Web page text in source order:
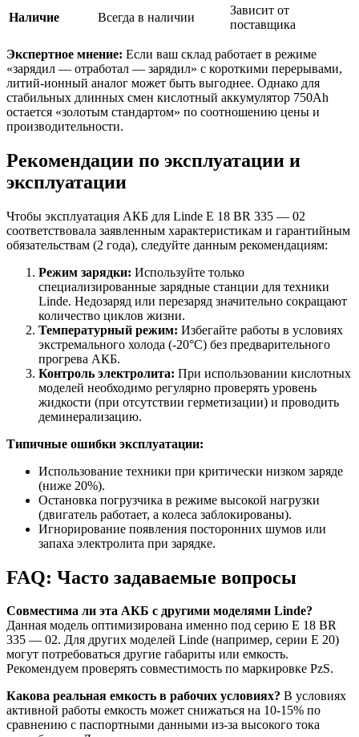
Наличие
Всегда в наличии
Зависит от
поставщика
Экспертное мнение: Если ваш склад работает в режиме
«зарядил — отработал — зарядил» с короткими перерывами,
литий-ионный аналог может быть выгоднее. Однако для
стабильных длинных смен кислотный аккумулятор 750Ah
остается «золотым стандартом» по соотношению цены и
производительности.
Рекомендации по эксплуатации и
эксплуатации
Чтобы эксплуатация АКБ для Linde E 18 BR 335 — 02
соответствовала заявленным характеристикам и гарантийным
обязательствам (2 года), следуйте данным рекомендациям:
Режим зарядки: Используйте только
специализированные зарядные станции для техники
Linde. Недозаряд или перезаряд значительно сокращают
количество циклов жизни.
Температурный режим: Избегайте работы в условиях
экстремального холода (-20°C) без предварительного
прогрева АКБ.
Контроль электролита: При использовании кислотных
моделей необходимо регулярно проверять уровень
жидкости (при отсутствии герметизации) и проводить
деминерализацию.
Типичные ошибки эксплуатации:
Использование техники при критически низком заряде
(ниже 20%).
Остановка погрузчика в режиме высокой нагрузки
(двигатель работает, а колеса заблокированы).
Игнорирование появления посторонних шумов или
запаха электролита при зарядке.
FAQ: Часто задаваемые вопросы
Совместима ли эта АКБ с другими моделями Linde?
Данная модель оптимизирована именно под серию E 18 BR
335 — 02. Для других моделей Linde (например, серии E 20)
могут потребоваться другие габариты или емкость.
Рекомендуем проверять совместимость по маркировке PzS.
Какова реальная емкость в рабочих условиях? В условиях
активной работы емкость может снижаться на 10-15% по
сравнению с паспортными данными из-за высокого тока